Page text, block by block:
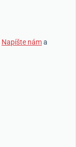
Napíšte náma